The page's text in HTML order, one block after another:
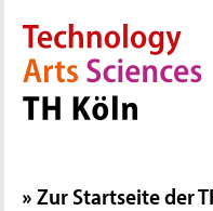
Direkt zur
Direkt zur Subnavigation
Direkt zum Inhalt
Direkt zum Fußbereich
Zur Startseite der